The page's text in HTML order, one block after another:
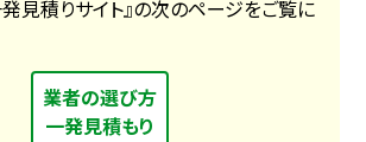
見積りサイト』の次のページをご覧に
業者の選び方
一発見積もり